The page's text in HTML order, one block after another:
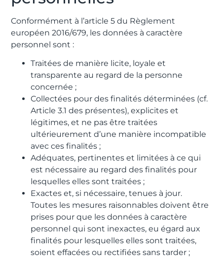
Conformément à l’article 5 du Règlement
européen 2016/679, les données à caractère
personnel sont :
Traitées de manière licite, loyale et
transparente au regard de la personne
concernée ;
Collectées pour des finalités déterminées (cf.
Article 3.1 des présentes), explicites et
légitimes, et ne pas être traitées
ultérieurement d’une manière incompatible
avec ces finalités ;
Adéquates, pertinentes et limitées à ce qui
est nécessaire au regard des finalités pour
lesquelles elles sont traitées ;
Exactes et, si nécessaire, tenues à jour.
Toutes les mesures raisonnables doivent être
prises pour que les données à caractère
personnel qui sont inexactes, eu égard aux
finalités pour lesquelles elles sont traitées,
soient effacées ou rectifiées sans tarder ;